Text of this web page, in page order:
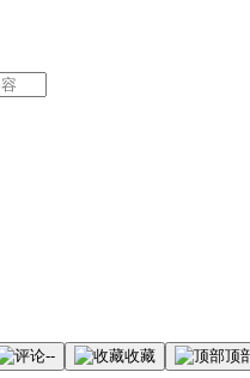
-- 收藏 顶